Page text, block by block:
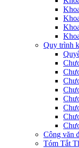
Quy trình
Công văn
Tóm Tắt